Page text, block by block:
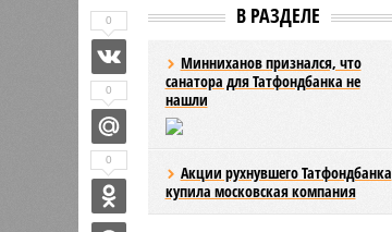
В РАЗДЕЛЕ
Минниханов признался, что
санатора для Татфондбанка не
нашли
Акции рухнувшего Татфондбанка
купила московская компания
0
0
0